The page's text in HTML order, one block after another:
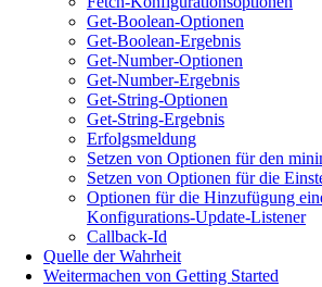
Get-Boolean-Optionen
Get-Boolean-Ergebnis
Get-Number-Optionen
Get-Number-Ergebnis
Get-String-Optionen
Get-String-Ergebnis
Erfolgsmeldung
Setzen von Optionen für den
Setzen von Optionen für die
Optionen für die Hinzufügung
Konfigurations-Update-Listener
Callback-Id
Quelle der Wahrheit
Weitermachen von Getting Started